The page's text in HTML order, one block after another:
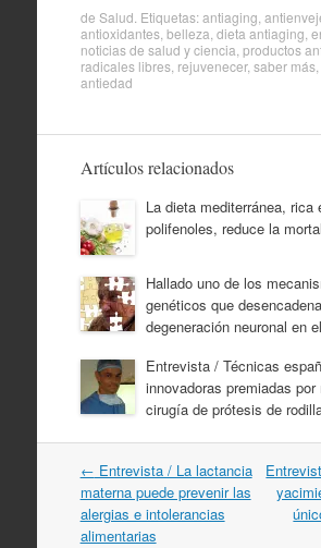
de Salud . Etiquetas:antiaging
antioxidantes, belleza dieta antiaging
noticias de salud y ciencia productos
radicales libres, rejuvenecer, saber más,
antiedad
Artículos relacionados
La dieta mediterránea, rica
polifenoles, reduce la
Hallado uno de los
genéticos que
degeneración neuronal en
Entrevista / Técnicas
innovadoras premiadas por
cirugía de prótesis de
Navegación
por
artículos
← Entrevista / La lactancia
materna puede prevenir las
alergias e intolerancias
alimentarias